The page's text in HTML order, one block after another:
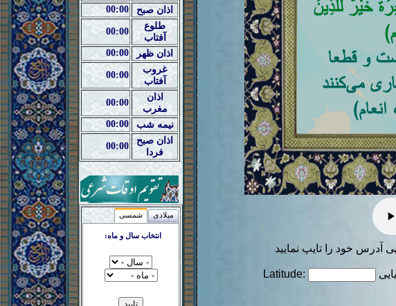
00:00
اذان صبح
00:00
طلوع
آفتاب
00:00
اذان ظهر
00:00
غروب
آفتاب
00:00
اذان
مغرب
00:00
نیمه شب
00:00
اذان صبح
فردا
شمسی میلادی
انتخاب سال و ماه:
خود را تایپ نمایید
Latitude: